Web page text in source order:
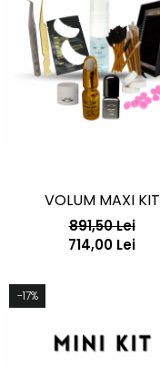
VOLUM MAXI KIT
891,50 Lei
714,00 Lei
-17%